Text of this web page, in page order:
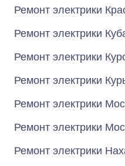
Ремонт электрики
Ремонт электрики
Ремонт электрики
Ремонт электрики
Ремонт электрики
Ремонт электрики
Ремонт электрики